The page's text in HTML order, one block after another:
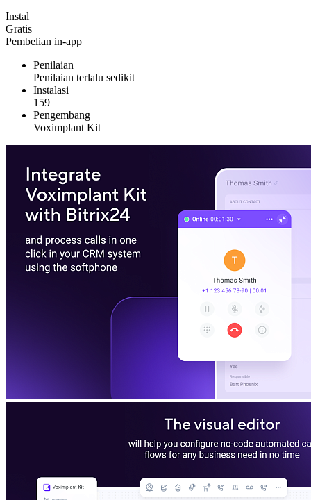
Instal
Gratis
Pembelian in-app
Penilaian
Penilaian terlalu sedikit
Instalasi
159
Pengembang
Voximplant Kit